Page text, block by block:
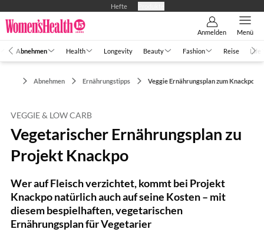
Hefte
Anmelden Menü
Abnehmen Health Longevity Beauty Fashion Reise Life
Abnehmen Ernährungstipps Veggie Ernährungsplan zum Knackpo
VEGGIE & LOW CARB
Vegetarischer Ernährungsplan zu
Projekt Knackpo
Wer auf Fleisch verzichtet, kommt bei Projekt
Knackpo natürlich auch auf seine Kosten – mit
diesem bespielhaften, vegetarischen
Ernährungsplan für Vegetarier